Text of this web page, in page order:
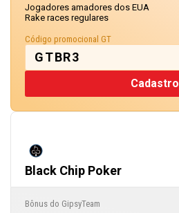
Black Chip Poker
Bônus do GipsyTeam
Jogadores amadores dos EUA
Rake races regulares
Código promocional GT
GTBR3
Cadastro